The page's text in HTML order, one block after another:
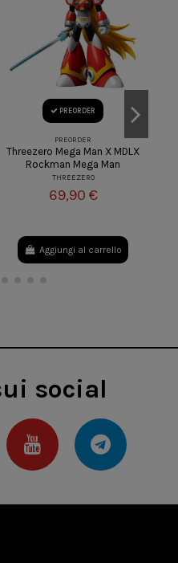
PREORDER
PREORDER
Threezero Mega Man X MDLX
Rockman Mega Man
THREEZERO
69,90 €
Aggiungi al carrello
social